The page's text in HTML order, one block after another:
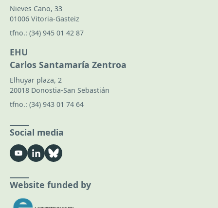
Nieves Cano, 33
01006 Vitoria-Gasteiz
tfno.: (34) 945 01 42 87
EHU
Carlos Santamaría Zentroa
Elhuyar plaza, 2
20018 Donostia-San Sebastián
tfno.: (34) 943 01 74 64
Social media
Website funded by